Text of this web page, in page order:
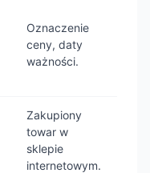
Oznaczenie
ceny, daty
ważności.
Zakupiony
towar w
sklepie
internetowym.